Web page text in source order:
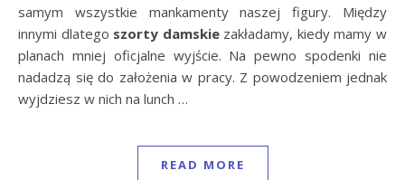
samym wszystkie mankamenty naszej figury. Między
innymi dlatego szorty damskiezakładamy, kiedy mamy w
planach mniej oficjalne wyjście. Na pewno spodenki nie
nadadzą się do założenia w pracy. Z powodzeniem jednak
wyjdziesz w nich na lunch …
READ MORE